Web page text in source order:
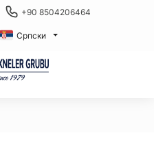
+90 8504206464
Српски